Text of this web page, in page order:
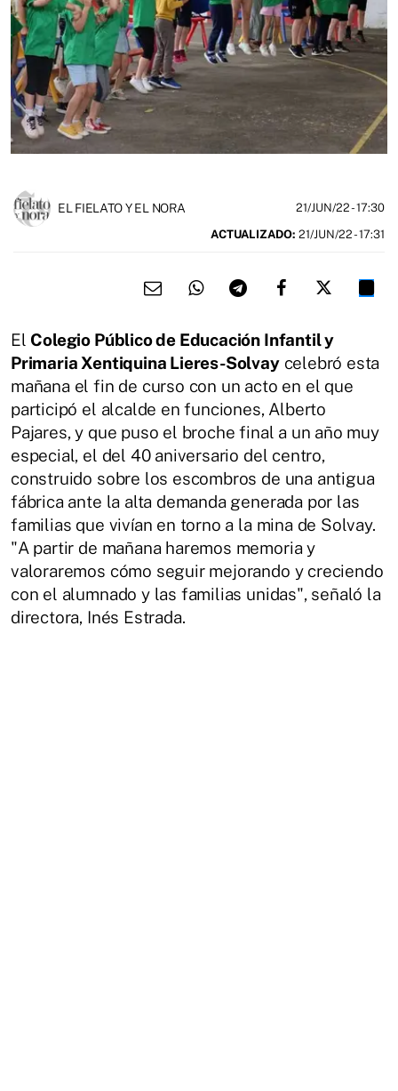
EL FIELATO Y EL NORA 21/JUN/22- 17:30
ACTUALIZADO: 21/JUN/22 - 17:31
El Colegio Público de Educación Infantil y
Primaria Xentiquina Lieres-Solvaycelebró esta
mañana el fin de curso con un acto en el que
participó el alcalde en funciones, Alberto
Pajares, y que puso el broche final a un año muy
especial, el del 40 aniversario del centro,
construido sobre los escombros de una antigua
fábrica ante la alta demanda generada por las
familias que vivían en torno a la mina de Solvay.
"A partir de mañana haremos memoria y
valoraremos cómo seguir mejorando y creciendo
con el alumnado y las familias unidas", señaló la
directora, Inés Estrada.